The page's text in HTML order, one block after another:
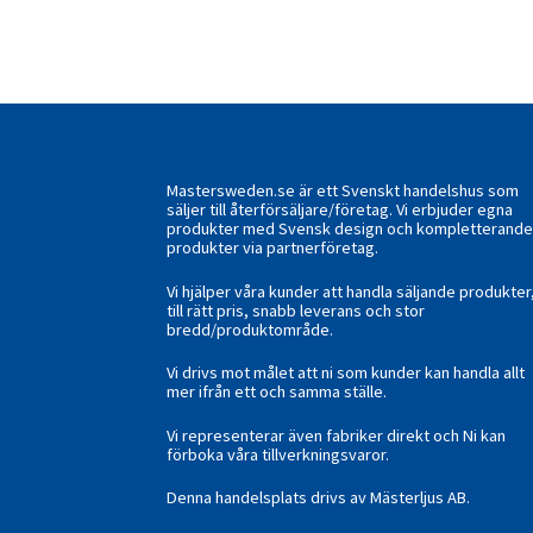
Mastersweden.se är ett Svenskt handelshus som
säljer till återförsäljare/företag. Vi erbjuder egna
produkter med Svensk design och kompletterande
produkter via partnerföretag.
Vi hjälper våra kunder att handla säljande
till rätt pris, snabb leverans och stor
bredd/produktområde.
Vi drivs mot målet att ni som kunder kan handla allt
mer ifrån ett och samma ställe.
Vi representerar även fabriker direkt och Ni kan
förboka våra tillverkningsvaror.
Denna handelsplats drivs av Mästerljus AB.